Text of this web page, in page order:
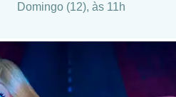
Domingo (12), às 11h